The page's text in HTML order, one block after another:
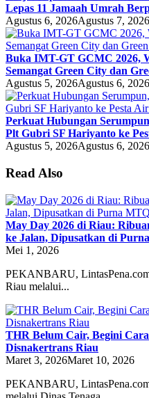
Lepas 11 Jamaah Umrah
Agustus 6, 2026Agustus 7, 2026
Buka IMT-GT GCMC 2026,
Semangat Green City dan
Agustus 5, 2026Agustus 6, 2026
Perkuat Hubungan
Plt Gubri SF Hariyanto ke
Agustus 5, 2026Agustus 6, 2026
Read Also
May Day 2026 di Riau:
ke Jalan, Dipusatkan di
Mei 1, 2026
PEKANBARU,
Riau melalui...
THR Belum Cair, Begini
Disnakertrans Riau
Maret 3, 2026Maret 10, 2026
PEKANBARU,